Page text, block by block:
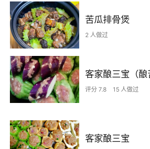
苦瓜排骨煲
2 人做过
评分 7.8 15 人做过
客家酿三宝